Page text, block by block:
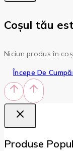
Coșul tău
Niciun produs în
Începe De
Produse